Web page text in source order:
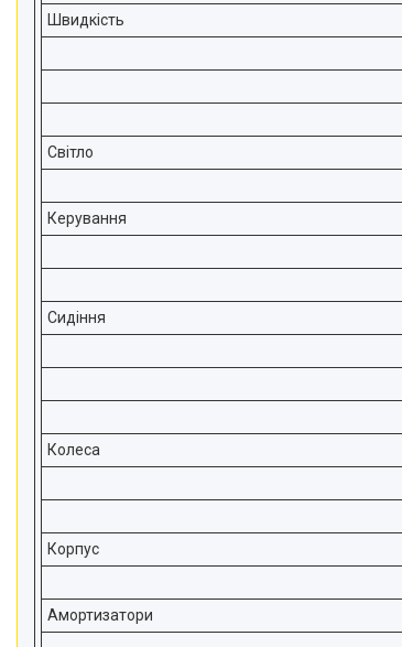
Швидкість
Світло
Керування
Сидіння
Колеса
Корпус
Амортизатори